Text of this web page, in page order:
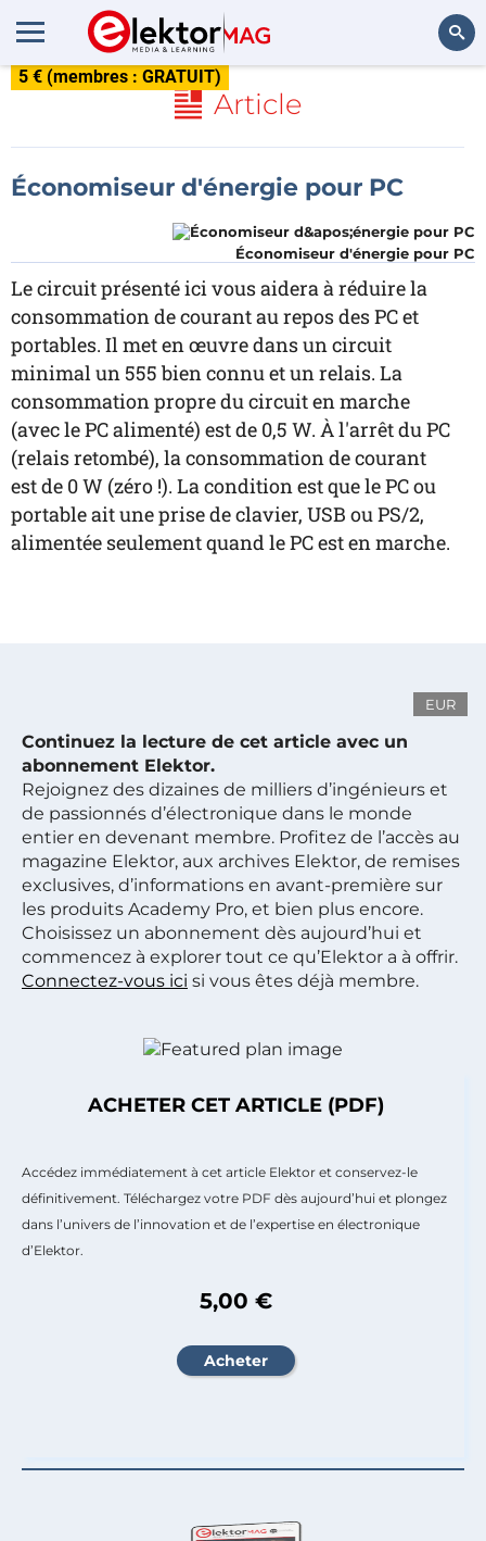
5 € (membres : GRATUIT)
Article
Économiseur d'énergie pour PC
Économiseur d'énergie pour PC
Le circuit présenté ici vous aidera à réduire la
consommation de courant au repos des PC et
portables. Il met en œuvre dans un circuit
minimal un 555 bien connu et un relais. La
consommation propre du circuit en marche
(avec le PC alimenté) est de 0,5 W. À l'arrêt du PC
(relais retombé), la consommation de courant
est de 0 W (zéro !). La condition est que le PC ou
portable ait une prise de clavier, USB ou PS/2,
alimentée seulement quand le PC est en marche.
EUR
Continuez la lecture de cet article avec un
abonnement Elektor.
Rejoignez des dizaines de milliers d’ingénieurs et
de passionnés d’électronique dans le monde
entier en devenant membre. Profitez de l’accès au
magazine Elektor, aux archives Elektor, de remises
exclusives, d’informations en avant-première sur
les produits Academy Pro, et bien plus encore.
Choisissez un abonnement dès aujourd’hui et
commencez à explorer tout ce qu’Elektor a à offrir.
Connectez-vous ici si vous êtes déjà membre.
ACHETER CET ARTICLE (PDF)
Accédez immédiatement à cet article Elektor et conservez-le
définitivement. Téléchargez votre PDF dès aujourd’hui et plongez
dans l’univers de l’innovation et de l’expertise en électronique
d’Elektor.
5,00 €